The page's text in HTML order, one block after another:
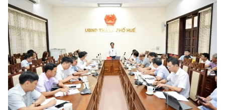
Media Kinh tế
Media Văn hóa
Media Xã hội
Media Pháp luật
Media Du lịch